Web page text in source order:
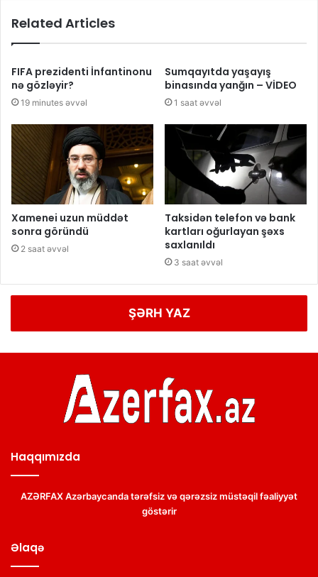
Related Articles
FIFA prezidenti İnfantinonu
nə gözləyir?
19 minutes əvvəl
Sumqayıtda yaşayış
binasında yanğın – VİDEO
1 saat əvvəl
Xamenei uzun müddət
sonra göründü
2 saat əvvəl
Taksidən telefon və bank
kartları oğurlayan şəxs
saxlanıldı
3 saat əvvəl
ŞƏRH YAZ
Haqqımızda
AZƏRFAX Azərbaycanda tərəfsiz və qərəzsiz müstəqil fəaliyyət
göstərir
Əlaqə